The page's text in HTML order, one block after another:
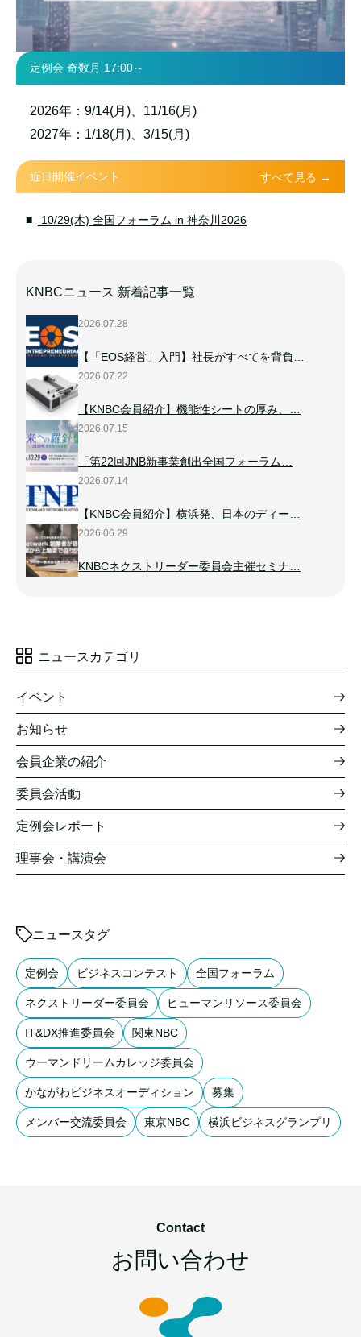
定例会 奇数月 17:00～
2026年：9/14(月)、11/16(月)
2027年：1/18(月)、3/15(月)
近日開催イベント すべて見る →
10/29(木) 全国フォーラム in 神奈川2026
KNBCニュース 新着記事一覧
2026.07.28
【「EOS経営」入門】社長がすべてを背負…
2026.07.22
【KNBC会員紹介】機能性シートの厚み、…
2026.07.15
「第22回JNB新事業創出全国フォーラム…
2026.07.14
【KNBC会員紹介】横浜発、日本のディー…
2026.06.29
KNBCネクストリーダー委員会主催セミナ…
ニュースカテゴリ
イベント
お知らせ
会員企業の紹介
委員会活動
定例会レポート
理事会・講演会
ニュースタグ
定例会 ビジネスコンテスト 全国フォーラム
ネクストリーダー委員会 ヒューマンリソース委員会
IT&DX推進委員会 関東NBC
ウーマンドリームカレッジ委員会
かながわビジネスオーディション 募集
メンバー交流委員会 東京NBC 横浜ビジネスグランプリ
Contact
お問い合わせ